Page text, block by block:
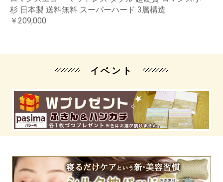
杉 日本製 送料無料 スーパーハード 3層構造
￥209,000
イベント